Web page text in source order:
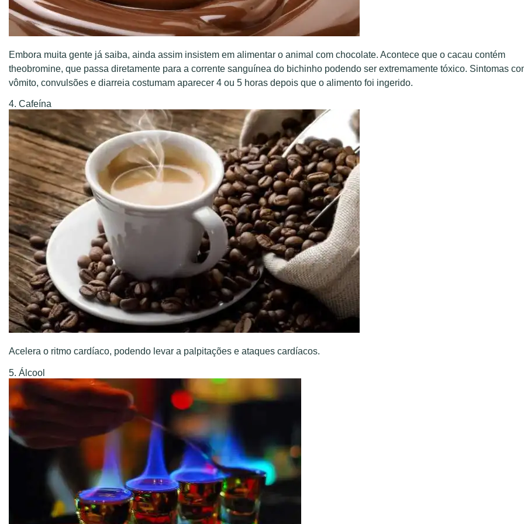
Embora muita gente já saiba, ainda assim insistem em alimentar o animal com chocolate. Acontece que o cacau contém
theobromine, que passa diretamente para a corrente sanguínea do bichinho podendo ser extremamente tóxico. Sintomas
vômito, convulsões e diarreia costumam aparecer 4 ou 5 horas depois que o alimento foi ingerido.
4. Cafeína
Acelera o ritmo cardíaco, podendo levar a palpitações e ataques cardíacos.
5. Álcool